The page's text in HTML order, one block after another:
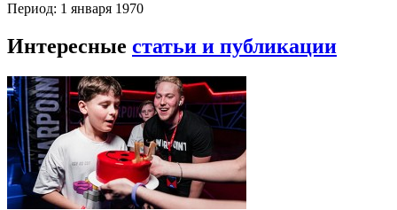
Период: 1 января 1970
Интересные статьи и публикации